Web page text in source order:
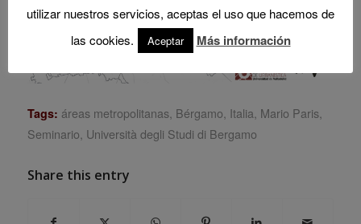
Tags: áreas metropolitanas, Bérgamo Italia Mario Paris,
Seminario Università degli Studi di Bergamo
Share this entry
utilizar nuestros servicios, aceptas el uso que hacemos de
las cookies.
Aceptar Más información